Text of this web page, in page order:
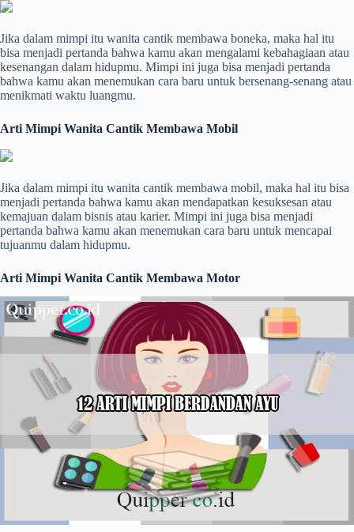
Jika dalam mimpi itu wanita cantik membawa boneka, maka hal itu
bisa menjadi pertanda bahwa kamu akan mengalami kebahagiaan atau
kesenangan dalam hidupmu. Mimpi ini juga bisa menjadi pertanda
bahwa kamu akan menemukan cara baru untuk bersenang-senang atau
menikmati waktu luangmu.
Arti Mimpi Wanita Cantik Membawa Mobil
Jika dalam mimpi itu wanita cantik membawa mobil, maka hal itu bisa
menjadi pertanda bahwa kamu akan mendapatkan kesuksesan atau
kemajuan dalam bisnis atau karier. Mimpi ini juga bisa menjadi
pertanda bahwa kamu akan menemukan cara baru untuk mencapai
tujuanmu dalam hidupmu.
Arti Mimpi Wanita Cantik Membawa Motor